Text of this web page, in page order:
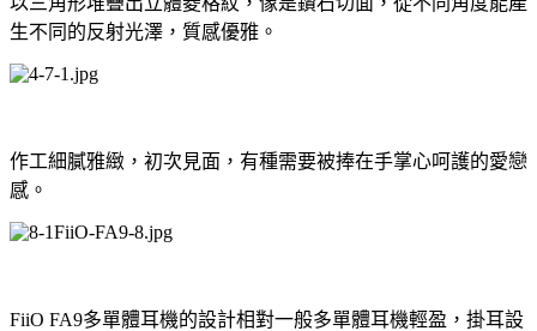
生不同的反射光澤，質感優雅。
作工細膩雅緻，初次見面，有種需要被捧在手掌心呵護的愛戀
感。
FiiO FA9多單體耳機的設計相對一般多單體耳機輕盈，掛耳設